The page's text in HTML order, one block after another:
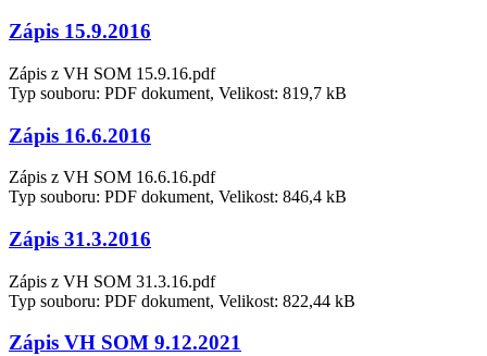
Zápis 15.9.2016
Zápis z VH SOM 15.9.16.pdf
Typ souboru: PDF dokument, Velikost: 819,7 kB
Zápis 16.6.2016
Zápis z VH SOM 16.6.16.pdf
Typ souboru: PDF dokument, Velikost: 846,4 kB
Zápis 31.3.2016
Zápis z VH SOM 31.3.16.pdf
Typ souboru: PDF dokument, Velikost: 822,44 kB
Zápis VH SOM 9.12.2021